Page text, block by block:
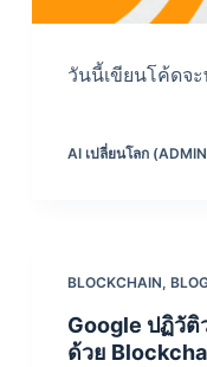
วันนี้เขียนโค้ดจ
AI เปลี่ยนโลก
BLOCKCHAIN,
Google ปฏิวัติ
ด้วย